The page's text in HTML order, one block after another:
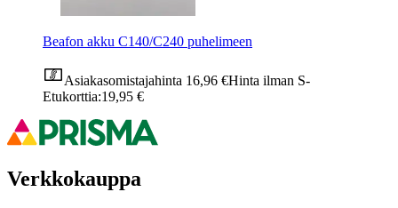
Beafon akku C140/C240 puhelimeen
Asiakasomistajahinta 16,96 €Hinta ilman S-
Etukorttia:19,95 €
Verkkokauppa